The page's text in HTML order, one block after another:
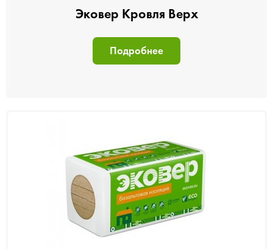
Эковер Кровля Верх
Подробнее